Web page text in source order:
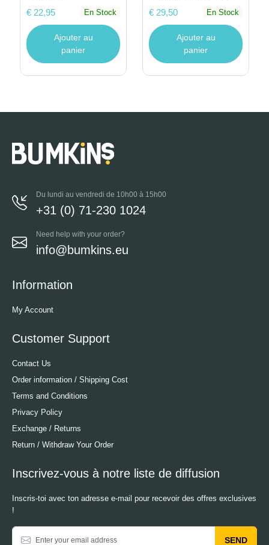
€ 22,95
En Stock
Ajouter au
panier
€ 29,50
En Stock
Ajouter au
panier
Du lundi au vendredi de 10h00 à 15h00
+31 (0) 71-230 1024
Need help with your order?
info@bumkins.eu
Information
My Account
Customer Support
Contact Us
Order information / Shipping Cost
Terms and Conditions
Privacy Policy
Exchange / Returns
Return / Withdraw Your Order
Inscrivez-vous à notre liste de diffusion
Inscris-toi avec ton adresse e-mail pour recevoir des offres exclusives
!
SEND